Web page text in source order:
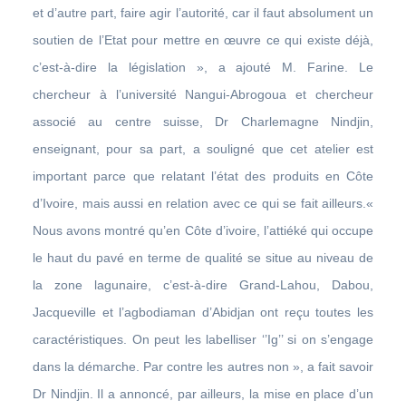
et d’autre part, faire agir l’autorité, car il faut absolument un
soutien de l’Etat pour mettre en œuvre ce qui existe déjà,
c’est-à-dire la législation », a ajouté M. Farine. Le
chercheur à l’université Nangui-Abrogoua et chercheur
associé au centre suisse, Dr Charlemagne Nindjin,
enseignant, pour sa part, a souligné que cet atelier est
important parce que relatant l’état des produits en Côte
d’Ivoire, mais aussi en relation avec ce qui se fait ailleurs.«
Nous avons montré qu’en Côte d’ivoire, l’attiéké qui occupe
le haut du pavé en terme de qualité se situe au niveau de
la zone lagunaire, c’est-à-dire Grand-Lahou, Dabou,
Jacqueville et l’agbodiaman d’Abidjan ont reçu toutes les
caractéristiques. On peut les labelliser ‘’Ig’’ si on s’engage
dans la démarche. Par contre les autres non », a fait savoir
Dr Nindjin. Il a annoncé, par ailleurs, la mise en place d’un